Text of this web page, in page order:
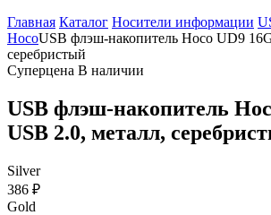
Главная Каталог Носители информации
HocoUSB флэш-накопитель Hoco UD9
серебристый
Суперцена В наличии
USB флэш-накопитель
USB 2.0, металл,
Silver
386 ₽
Gold